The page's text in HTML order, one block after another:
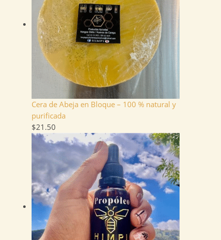
Cera de Abeja en Bloque – 100 % natural y
purificada
$21.50